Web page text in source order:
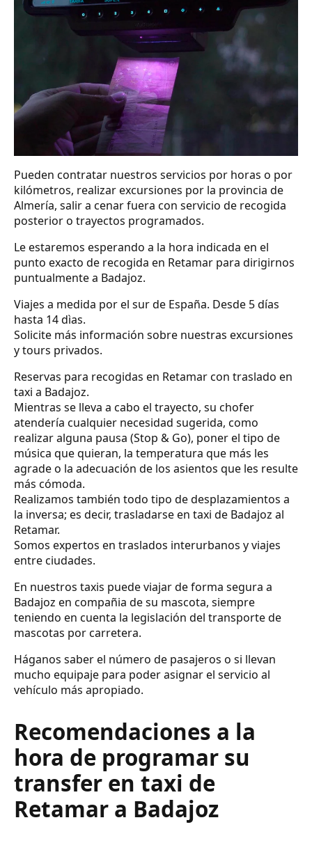
Pueden contratar nuestros servicios por horas o por
kilómetros, realizar excursiones por la provincia de
Almería, salir a cenar fuera con servicio de recogida
posterior o trayectos programados.
Le estaremos esperando a la hora indicada en el
punto exacto de recogida en Retamar para dirigirnos
puntualmente a Badajoz.
Viajes a medida por el sur de España. Desde 5 días
hasta 14 dìas.
Solicite más información sobre nuestras excursiones
y tours privados.
Reservas para recogidas en Retamar con traslado en
taxi a Badajoz.
Mientras se lleva a cabo el trayecto, su chofer
atendería cualquier necesidad sugerida, como
realizar alguna pausa (Stop & Go), poner el tipo de
música que quieran, la temperatura que más les
agrade o la adecuación de los asientos que les resulte
más cómoda.
Realizamos también todo tipo de desplazamientos a
la inversa; es decir, trasladarse en taxi de Badajoz al
Retamar.
Somos expertos en traslados interurbanos y viajes
entre ciudades.
En nuestros taxis puede viajar de forma segura a
Badajoz en compañia de su mascota, siempre
teniendo en cuenta la legislación del transporte de
mascotas por carretera.
Háganos saber el número de pasajeros o si llevan
mucho equipaje para poder asignar el servicio al
vehículo más apropiado.
Recomendaciones a la
hora de programar su
transfer en taxi de
Retamar a Badajoz